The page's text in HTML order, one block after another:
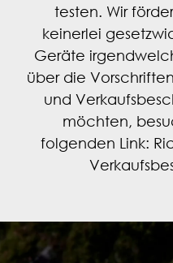
testen. Wir
keinerlei
Geräte
über die
und
möchten,
folgenden Link: